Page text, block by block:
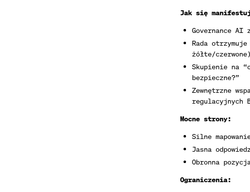
Jak się
Governance
Rada
żółte/czerwone)
Skupienie na
bezpieczne?”
Zewnętrzne
regulacyjnych
Mocne strony:
Silne
Jasna
Obronna
Ograniczenia: